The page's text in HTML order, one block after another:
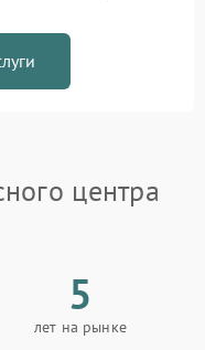
центра
5
лет на рынке